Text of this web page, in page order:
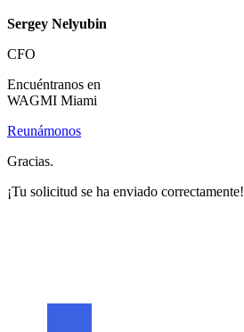
Sergey Nelyubin
CFO
Encuéntranos en
WAGMI Miami
Reunámonos
Gracias.
¡Tu solicitud se ha enviado correctamente!